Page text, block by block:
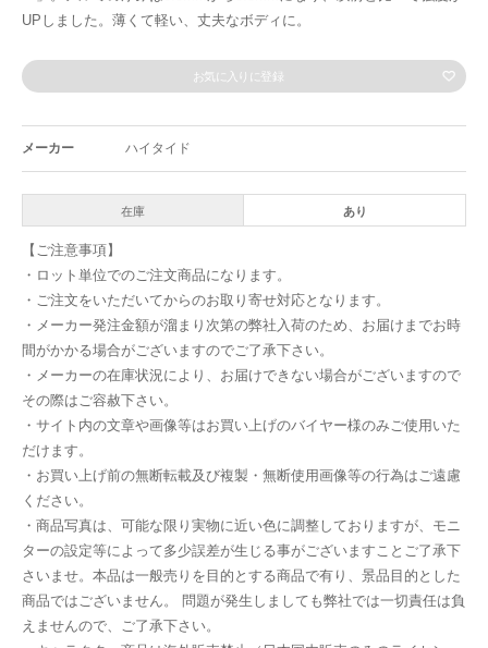
UPしました。薄くて軽い、丈夫なボディに。
お気に入りに登録
メーカー ハイタイド
在庫 あり
【ご注意事項】
・ロット単位でのご注文商品になります。
・ご注文をいただいてからのお取り寄せ対応となります。
・メーカー発注金額が溜まり次第の弊社入荷のため、お届けまでお時
間がかかる場合がございますのでご了承下さい。
・メーカーの在庫状況により、お届けできない場合がございますので
その際はご容赦下さい。
・サイト内の文章や画像等はお買い上げのバイヤー様のみご使用いた
だけます。
・お買い上げ前の無断転載及び複製・無断使用画像等の行為はご遠慮
ください。
・商品写真は、可能な限り実物に近い色に調整しておりますが、モニ
ターの設定等によって多少誤差が生じる事がございますことご了承下
さいませ。本品は一般売りを目的とする商品で有り、景品目的とした
商品ではございません。 問題が発生しましても弊社では一切責任は負
えませんので、ご了承下さい。